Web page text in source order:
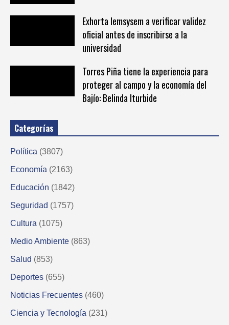
Exhorta Iemsysem a verificar validez
oficial antes de inscribirse a la
universidad
Torres Piña tiene la experiencia para
proteger al campo y la economía del
Bajío: Belinda Iturbide
Categorías
Política (3807)
Economía (2163)
Educación (1842)
Seguridad (1757)
Cultura (1075)
Medio Ambiente (863)
Salud (853)
Deportes (655)
Noticias Frecuentes (460)
Ciencia y Tecnología (231)